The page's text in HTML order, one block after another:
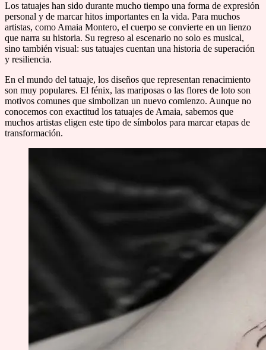
Los tatuajes han sido durante mucho tiempo una forma de expresión
personal y de marcar hitos importantes en la vida. Para muchos
artistas, como Amaia Montero, el cuerpo se convierte en un lienzo
que narra su historia. Su regreso al escenario no solo es musical,
sino también visual: sus tatuajes cuentan una historia de superación
y resiliencia.
En el mundo del tatuaje, los diseños que representan renacimiento
son muy populares. El fénix, las mariposas o las flores de loto son
motivos comunes que simbolizan un nuevo comienzo. Aunque no
conocemos con exactitud los tatuajes de Amaia, sabemos que
muchos artistas eligen este tipo de símbolos para marcar etapas de
transformación.